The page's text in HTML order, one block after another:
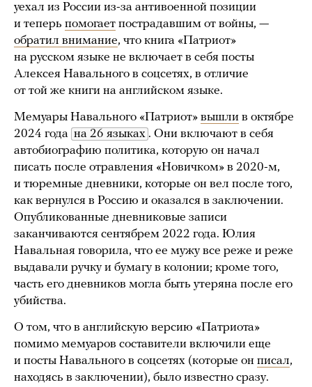
уехал из России из-за антивоенной позиции
и теперь помогает пострадавшим от войны, —
обратил внимание, что книга «Патриот»
на русском языке не включает в себя посты
Алексея Навального в соцсетях, в отличие
от той же книги на английском языке.
Мемуары Навального «Патриот» вышли в октябре
2024 года на 26 языках . Они включают в себя
автобиографию политика, которую он начал
писать после отравления «Новичком» в 2020-м,
и тюремные дневники, которые он вел после того,
как вернулся в Россию и оказался в заключении.
Опубликованные дневниковые записи
заканчиваются сентябрем 2022 года. Юлия
Навальная говорила, что ее мужу все реже и реже
выдавали ручку и бумагу в колонии; кроме того,
часть его дневников могла быть утеряна после его
убийства.
О том, что в английскую версию «Патриота»
помимо мемуаров составители включили еще
и посты Навального в соцсетях (которые он писал,
находясь в заключении), было известно сразу.